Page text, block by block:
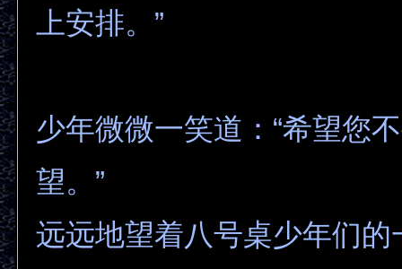
上安排。”
少年微微一笑道：“希望您
望。”
远远地望着八号桌少年们的